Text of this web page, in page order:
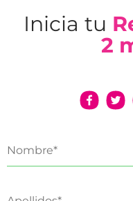
Inicia tu
2